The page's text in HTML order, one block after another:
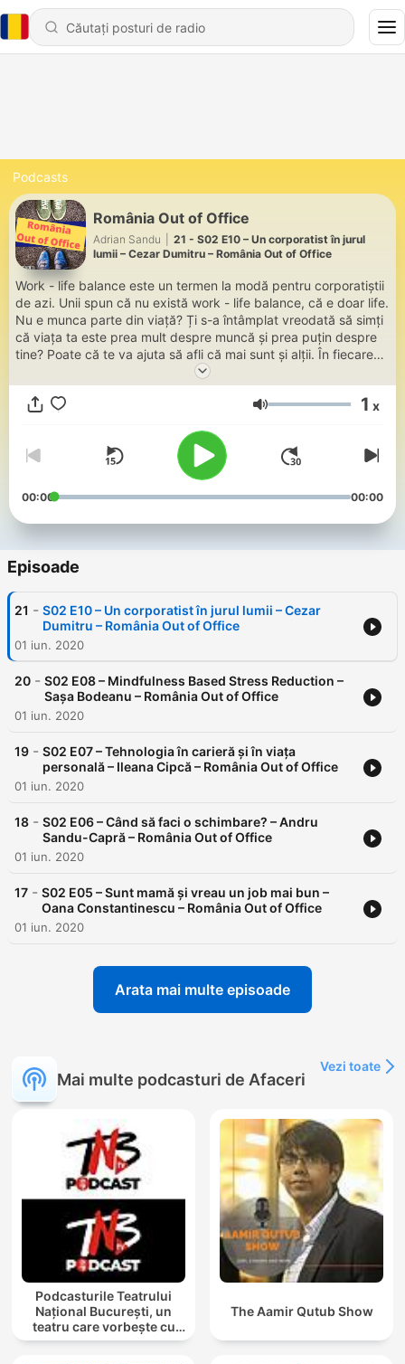
Podcasts
România Out of Office
Adrian Sandu
21 - S02 E10 – Un corporatist în jurul
lumii – Cezar Dumitru – România Out of Office
Work - life balance este un termen la modă pentru corporatiștii
de azi. Unii spun că nu există work - life balance, că e doar life.
Nu e munca parte din viață? Ți s-a întâmplat vreodată să simți
că viața ta este prea mult despre muncă și prea puțin despre
tine? Poate că te va ajuta să afli că mai sunt și alții. În fiecare
săptămână voi fi alături de un invitat care ne va vorbi despre
experiența sa la muncă și în afara ei. Fără a avea pretenția de
a veni cu vreo formulă magică de a-ți îmbunătăți viața,
Volum 1 x
00:00 00:00
Episoade
21 - S02 E10 – Un corporatist în jurul lumii – Cezar
Dumitru – România Out of Office
01 iun. 2020
20 - S02 E08 – Mindfulness Based Stress Reduction –
Sașa Bodeanu – România Out of Office
01 iun. 2020
19 - S02 E07 – Tehnologia în carieră și în viața
personală – Ileana Cipcă – România Out of Office
01 iun. 2020
18 - S02 E06 – Când să faci o schimbare? – Andru
Sandu-Capră – România Out of Office
01 iun. 2020
17 - S02 E05 – Sunt mamă și vreau un job mai bun –
Oana Constantinescu – România Out of Office
01 iun. 2020
Arata mai multe episoade
Mai multe podcasturi de Afaceri
Vezi toate
Podcasturile Teatrului
Național București, un
teatru care vorbește cu
tine
The Aamir Qutub Show